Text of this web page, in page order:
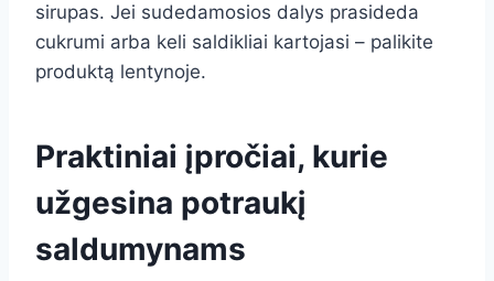
sirupas. Jei sudedamosios dalys prasideda
cukrumi arba keli saldikliai kartojasi – palikite
produktą lentynoje.
Praktiniai įpročiai, kurie
užgesina potraukį
saldumynams